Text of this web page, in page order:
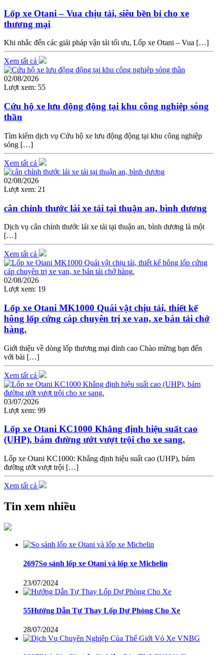
Lốp xe Otani – Vua chịu tải, siêu bền bỉ cho xe
thương mại
Khi nhắc đến các giải pháp vận tải tối ưu, Lốp xe Otani – Vua […]
Xem tất cả
02/08/2026
Lượt xem: 55
Cứu hộ xe lưu động động tại khu công nghiệp sóng
thần
Tìm kiếm dịch vụ Cứu hộ xe lưu động động tại khu công nghiệp
sóng […]
Xem tất cả
02/08/2026
Lượt xem: 21
cân chỉnh thước lái xe tải tại thuận an, bình dương
Dịch vụ cân chỉnh thước lái xe tải tại thuận an, bình dương là một
[…]
Xem tất cả
02/08/2026
Lượt xem: 19
Lốp xe Otani MK1000 Quái vật chịu tải, thiết kế
hông lốp cứng cáp chuyên trị xe van, xe bán tải chở
hàng.
Giới thiệu về dòng lốp thương mại đỉnh cao Chào mừng bạn đến
với bài […]
Xem tất cả
03/07/2026
Lượt xem: 99
Lốp xe Otani KC1000 Khẳng định hiệu suất cao
(UHP), bám đường ướt vượt trội cho xe sang.
Lốp xe Otani KC1000: Khẳng định hiệu suất cao (UHP), bám
đường ướt vượt trội […]
Xem tất cả
Tin xem nhiều
2697So sánh lốp xe Otani và lốp xe Michelin
23/07/2024
55Hướng Dẫn Tự Thay Lốp Dự Phòng Cho Xe
28/07/2024